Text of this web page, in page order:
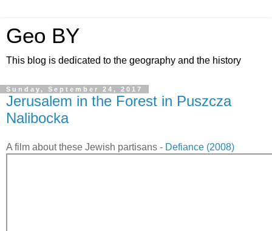
Geo BY
This blog is dedicated to the geography and the history
Sunday, September 24, 2017
Jerusalem in the Forest in Puszcza
Nalibocka
A film about these Jewish partisans - Defiance (2008)